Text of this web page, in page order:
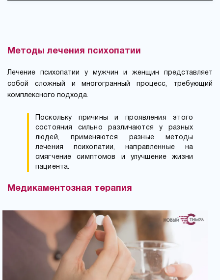
Методы лечения психопатии
Лечение психопатии у мужчин и женщин представляет
собой сложный и многогранный процесс, требующий
комплексного подхода.
Поскольку причины и проявления этого
состояния сильно различаются у разных
людей, применяются разные методы
лечения психопатии, направленные на
смягчение симптомов и улучшение жизни
пациента.
Медикаментозная терапия